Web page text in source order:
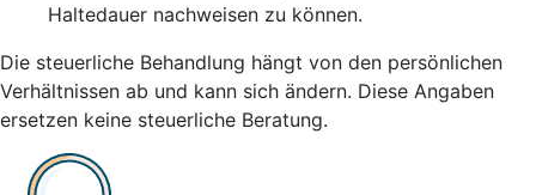
Haltedauer nachweisen zu können.
Die steuerliche Behandlung hängt von den persönlichen
Verhältnissen ab und kann sich ändern. Diese Angaben
ersetzen keine steuerliche Beratung.